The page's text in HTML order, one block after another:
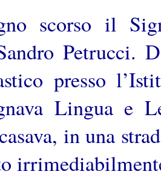
scorso il
Petrucci.
presso
Lingua e
in una